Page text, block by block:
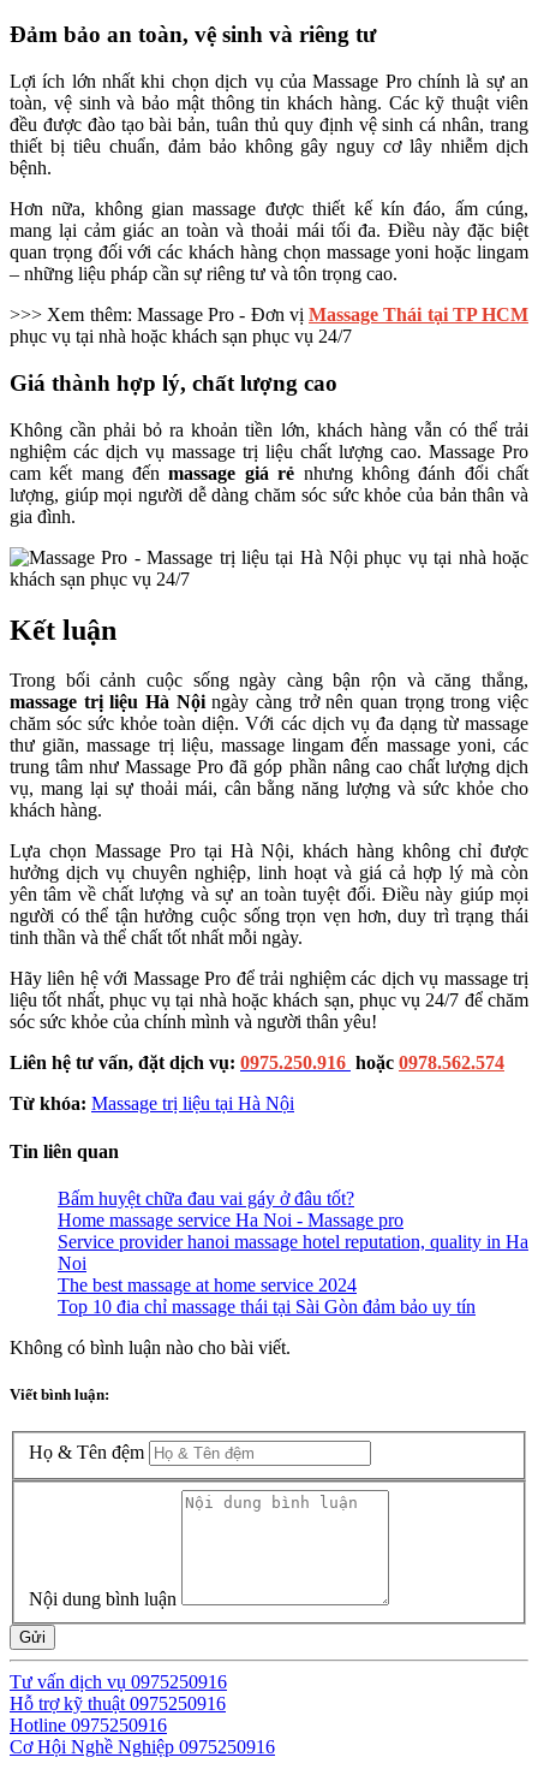
Đảm bảo an toàn, vệ sinh và riêng tư
Lợi ích lớn nhất khi chọn dịch vụ của Massage Pro chính là sự an
toàn, vệ sinh và bảo mật thông tin khách hàng. Các kỹ thuật viên
đều được đào tạo bài bản, tuân thủ quy định vệ sinh cá nhân, trang
thiết bị tiêu chuẩn, đảm bảo không gây nguy cơ lây nhiễm dịch
bệnh.
Hơn nữa, không gian massage được thiết kế kín đáo, ấm cúng,
mang lại cảm giác an toàn và thoải mái tối đa. Điều này đặc biệt
quan trọng đối với các khách hàng chọn massage yoni hoặc lingam
– những liệu pháp cần sự riêng tư và tôn trọng cao.
>>> Xem thêm: Massage Pro - Đơn vị Massage Thái tại TP HCM
phục vụ tại nhà hoặc khách sạn phục vụ 24/7
Giá thành hợp lý, chất lượng cao
Không cần phải bỏ ra khoản tiền lớn, khách hàng vẫn có thể trải
nghiệm các dịch vụ massage trị liệu chất lượng cao. Massage Pro
cam kết mang đếnmassage giá rẻ nhưng không đánh đổi chất
lượng, giúp mọi người dễ dàng chăm sóc sức khỏe của bản thân và
gia đình.
Kết luận
Trong bối cảnh cuộc sống ngày càng bận rộn và căng thẳng,
massage trị liệu Hà Nộingày càng trở nên quan trọng trong việc
chăm sóc sức khỏe toàn diện. Với các dịch vụ đa dạng từ massage
thư giãn, massage trị liệu, massage lingam đến massage yoni, các
trung tâm như Massage Pro đã góp phần nâng cao chất lượng dịch
vụ, mang lại sự thoải mái, cân bằng năng lượng và sức khỏe cho
khách hàng.
Lựa chọn Massage Pro tại Hà Nội, khách hàng không chỉ được
hưởng dịch vụ chuyên nghiệp, linh hoạt và giá cả hợp lý mà còn
yên tâm về chất lượng và sự an toàn tuyệt đối. Điều này giúp mọi
người có thể tận hưởng cuộc sống trọn vẹn hơn, duy trì trạng thái
tinh thần và thể chất tốt nhất mỗi ngày.
Hãy liên hệ với Massage Pro để trải nghiệm các dịch vụ massage trị
liệu tốt nhất, phục vụ tại nhà hoặc khách sạn, phục vụ 24/7 để chăm
sóc sức khỏe của chính mình và người thân yêu!
Liên hệ tư vấn, đặt dịch vụ: 0975.250.916 hoặc 0978.562.574
Từ khóa: Massage trị liệu tại Hà Nội
Tin liên quan
Bấm huyệt chữa đau vai gáy ở đâu tốt?
Home massage service Ha Noi - Massage pro
Service provider hanoi massage hotel reputation, quality in Ha
Noi
The best massage at home service 2024
Top 10 đia chỉ massage thái tại Sài Gòn đảm bảo uy tín
Không có bình luận nào cho bài viết.
Viết bình luận:
Họ & Tên đệm
Nội dung bình luận
Gửi
Tư vấn dịch vụ 0975250916
Hỗ trợ kỹ thuật 0975250916
Hotline 0975250916
Cơ Hội Nghề Nghiệp 0975250916